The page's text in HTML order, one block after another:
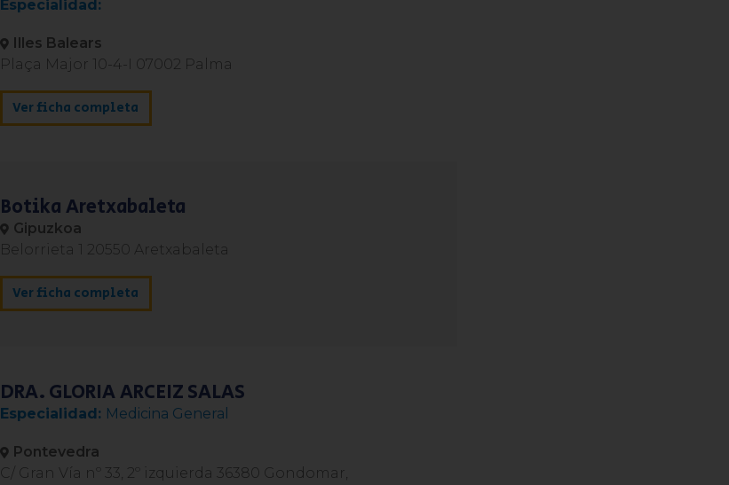
Illes Balears
Plaça Major 10-4-I 07002 Palma
Ver ficha completa
Botika Aretxabaleta
Gipuzkoa
Belorrieta 1 20550 Aretxabaleta
Ver ficha completa
DRA. GLORIA ARCEIZ SALAS
Medicina General
Pontevedra
C/ Gran Vía nº 33, 2º izquierda 36380 Gondomar,